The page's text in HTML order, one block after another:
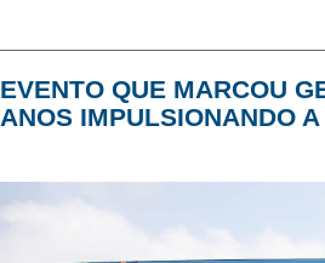
EVENTO QUE MARCOU
ANOS IMPULSIONANDO